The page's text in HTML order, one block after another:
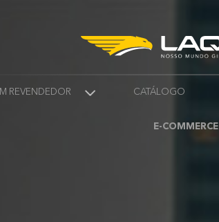
REVENDEDOR CATÁLOGO
E-COMMERCE